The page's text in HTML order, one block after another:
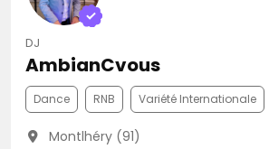
DJ
AmbianCvous
Dance RNB Variété Internationale
Montlhéry (91)